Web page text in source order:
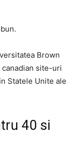
Brown
site-uri
Statele Unite ale
40 si